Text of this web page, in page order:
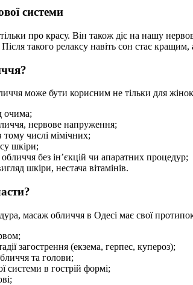
системи
про красу. Він також діє на нашу
такого релаксу навіть сон стає
може бути корисним не тільки для
очима;
нервове напруження;
числі мімічних;
шкіри;
без ін’єкцій чи апаратних процедур;
шкіри, нестача вітамінів.
масаж обличчя в Одесі має свої
загострення (екзема, герпес, купероз);
та голови;
системи в гострій формі;